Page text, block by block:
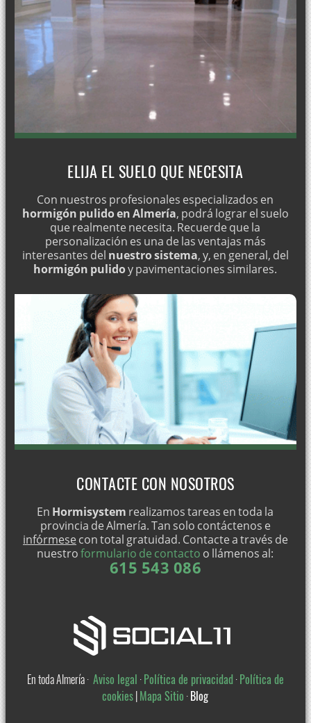
ELIJA EL SUELO QUE NECESITA
Con nuestros profesionales especializados en
hormigón pulido en Almería, podrá lograr el suelo
que realmente necesita. Recuerde que la
personalización es una de las ventajas más
interesantes del nuestro sistema, y, en general, del
hormigón pulidoy pavimentaciones similares.
CONTACTE CON NOSOTROS
En Hormisystem realizamos tareas en toda la
provincia de Almería. Tan solo contáctenos e
infórmese con total gratuidad. Contacte a través de
nuestroformulario de contacto o llámenos al:
615 543 086
En toda Almería · Aviso legal ·Política de privacidad ·Política de
cookies|Mapa Sitio ·Blog